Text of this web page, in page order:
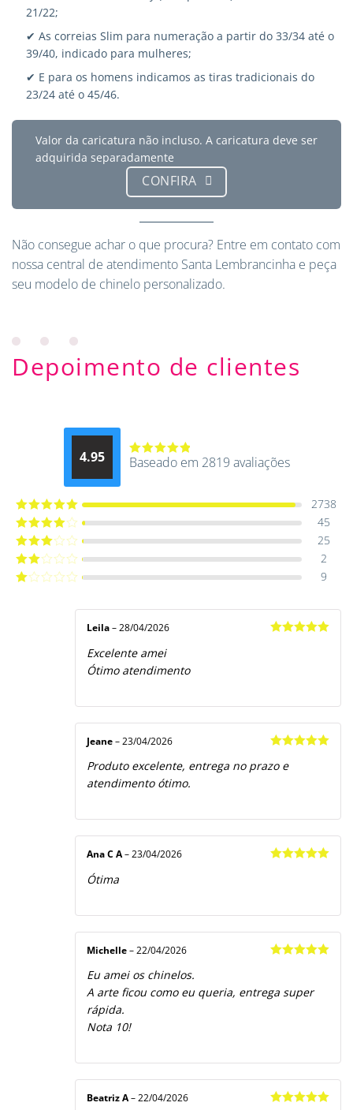
21/22;
✔ As correias Slim para numeração a partir do 33/34 até o
39/40, indicado para mulheres;
✔ E para os homens indicamos as tiras tradicionais do
23/24 até o 45/46.
Valor da caricatura não incluso. A caricatura deve ser
adquirida separadamente
CONFIRA
Não consegue achar o que procura? Entre em contato com
nossa central de atendimento Santa Lembrancinha e peça
seu modelo de chinelo personalizado.
Depoimento de clientes
4.95
Avaliação
Baseado em 2819 avaliações
Avaliação5
2738
Avaliação
45
Avaliação
25
Avaliação
2
9
Leila – 28/04/2026
Excelente amei
Ótimo atendimento
de 5
Jeane – 23/04/2026
Produto excelente, entrega no prazo e
atendimento ótimo.
Ana C A– 23/04/2026
Ótima
Michelle – 22/04/2026
Eu amei os chinelos.
A arte ficou como eu queria, entrega super
rápida.
Nota 10!
Beatriz A– 22/04/2026